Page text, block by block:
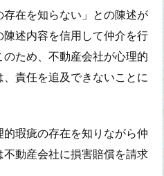
在を知らない」との陳述が
述内容を信用して仲介を行
ため、不動産会社が心理的
責任を追及できないことに
瑕疵の存在を知りながら仲
動産会社に損害賠償を請求